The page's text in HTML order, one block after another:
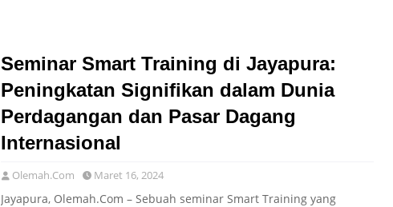
Seminar Smart Training di Jayapura:
Peningkatan Signifikan dalam Dunia
Perdagangan dan Pasar Dagang
Internasional
Olemah.Com Maret 16, 2024
Jayapura, Olemah.Com – Sebuah seminar Smart Training yang